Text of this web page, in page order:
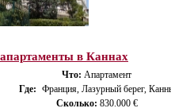
в Каннах
Что: Апартамент
Где: Франция, Лазурный берег,
Сколько: 830.000 €